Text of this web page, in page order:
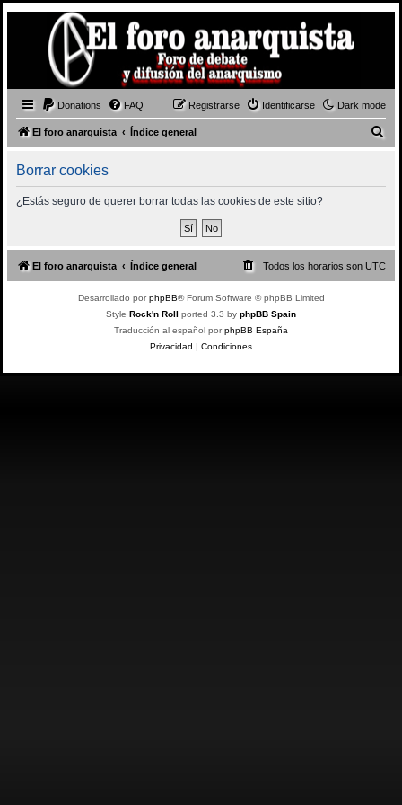
Dark mode
Donations FAQ Identificarse
Registrarse
El foro anarquista Índice general
Borrar cookies
¿Estás seguro de querer borrar todas las cookies de este sitio?
El foro anarquista Índice general Todos los horarios son UTC
Desarrollado porphpBB® Forum Software © phpBB Limited
Style Rock'n Roll ported 3.3 by phpBB Spain
Traducción al español porphpBB España
Privacidad | Condiciones